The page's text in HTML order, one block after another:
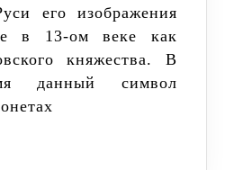
его изображения
в 13-ом веке как
княжества. В
данный символ